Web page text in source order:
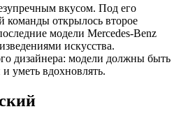
вкусом. Под его
команды открылось второе
модели Mercedes-Benz
искусства.
дизайнера: модели должны быть
уметь вдохновлять.